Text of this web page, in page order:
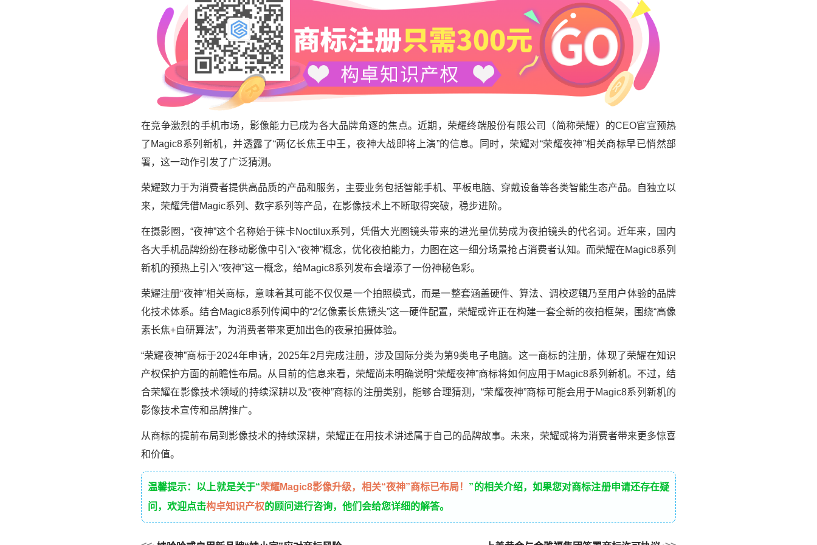
在竞争激烈的手机市场，影像能力已成为各大品牌角逐的焦点。近期，荣耀终端股份有限公司（简称荣耀）的CEO官宣预热
了Magic8系列新机，并透露了“两亿长焦王中王，夜神大战即将上演”的信息。同时，荣耀对“荣耀夜神”相关商标早已悄然部
署，这一动作引发了广泛猜测。
荣耀致力于为消费者提供高品质的产品和服务，主要业务包括智能手机、平板电脑、穿戴设备等各类智能生态产品。自独立以
来，荣耀凭借Magic系列、数字系列等产品，在影像技术上不断取得突破，稳步进阶。
在摄影圈，“夜神”这个名称始于徕卡Noctilux系列，凭借大光圈镜头带来的进光量优势成为夜拍镜头的代名词。近年来，国内
各大手机品牌纷纷在移动影像中引入“夜神”概念，优化夜拍能力，力图在这一细分场景抢占消费者认知。而荣耀在Magic8系列
新机的预热上引入“夜神”这一概念，给Magic8系列发布会增添了一份神秘色彩。
荣耀注册“夜神”相关商标，意味着其可能不仅仅是一个拍照模式，而是一整套涵盖硬件、算法、调校逻辑乃至用户体验的品牌
化技术体系。结合Magic8系列传闻中的“2亿像素长焦镜头”这一硬件配置，荣耀或许正在构建一套全新的夜拍框架，围绕“高像
素长焦+自研算法”，为消费者带来更加出色的夜景拍摄体验。
“荣耀夜神”商标于2024年申请，2025年2月完成注册，涉及国际分类为第9类电子电脑。这一商标的注册，体现了荣耀在知识
产权保护方面的前瞻性布局。从目前的信息来看，荣耀尚未明确说明“荣耀夜神”商标将如何应用于Magic8系列新机。不过，结
合荣耀在影像技术领域的持续深耕以及“夜神”商标的注册类别，能够合理猜测，“荣耀夜神”商标可能会用于Magic8系列新机的
影像技术宣传和品牌推广。
从商标的提前布局到影像技术的持续深耕，荣耀正在用技术讲述属于自己的品牌故事。未来，荣耀或将为消费者带来更多惊喜
和价值。
温馨提示：以上就是关于“荣耀Magic8影像升级，相关“夜神”商标已布局！ ”的相关介绍，如果您对商标注册申请还存在疑
问，欢迎点击构卓知识产权的顾问进行咨询，他们会给您详细的解答。